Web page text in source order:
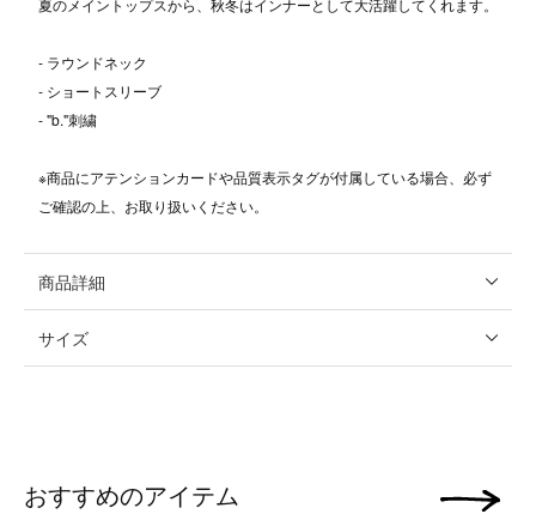
夏のメイントップスから、秋冬はインナーとして大活躍してくれます。
- ラウンドネック
- ショートスリーブ
- "b."刺繍
※商品にアテンションカードや品質表示タグが付属している場合、必ず
ご確認の上、お取り扱いください。
商品詳細
サイズ
おすすめのアイテム 次の画像